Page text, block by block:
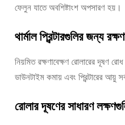
ফেলুন যাতে অবশিষ্টাংশ অপসারণ হয়।
থার্মাল প্রিন্টারগুলির জন্য
নিয়মিত রক্ষণাবেক্ষণ রোলারের দূষণ
ডাউনটাইম কমায় এবং প্রিন্টারের আয়ু
রোলার দূষণের সাধারণ